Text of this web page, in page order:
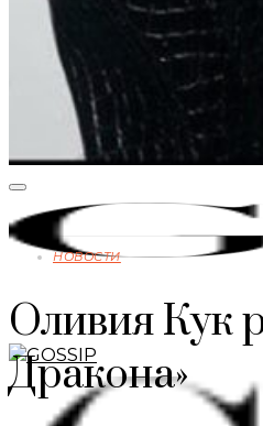
НОВОСТИ
Оливия Кук
Дракона»